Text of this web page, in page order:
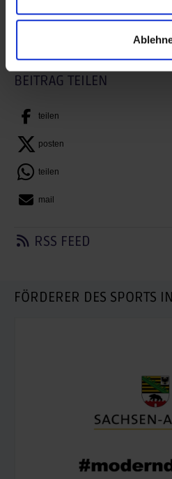
BEITRAG DRUCKEN
BEITRAG TEILEN
teilen
posten
teilen
mail
RSS FEED
FÖRDERER DES SPORTS